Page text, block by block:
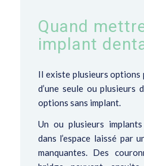
Quand
implant
Il existe plusieurs options
d’une seule ou plusieurs
options sans implant.
Un ou plusieurs
dans l’espace laissé par
manquantes. Des